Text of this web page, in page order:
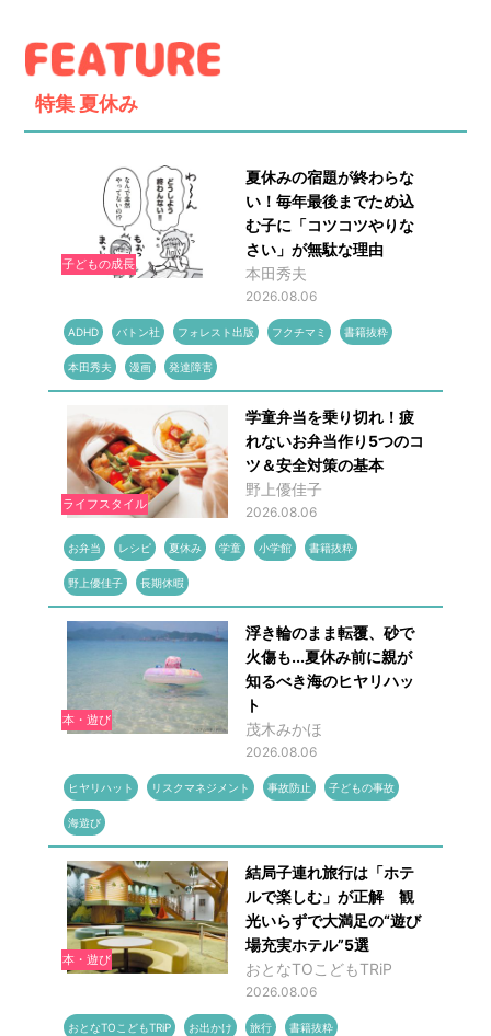
特集 夏休み
子どもの成長
夏休みの宿題が終わらな
い！毎年最後までため込
む子に「コツコツやりな
さい」が無駄な理由
本田秀夫
2026.08.06
ADHD バトン社 フォレスト出版 フクチマミ 書籍抜粋
本田秀夫 漫画 発達障害
ライフスタイル
学童弁当を乗り切れ！疲
れないお弁当作り5つのコ
ツ＆安全対策の基本
野上優佳子
2026.08.06
お弁当 レシピ 夏休み 学童 小学館 書籍抜粋
野上優佳子 長期休暇
本・遊び
浮き輪のまま転覆、砂で
火傷も...夏休み前に親が
知るべき海のヒヤリハッ
ト
茂木みかほ
2026.08.06
ヒヤリハット リスクマネジメント 事故防止 子どもの事故
海遊び
本・遊び
結局子連れ旅行は「ホテ
ルで楽しむ」が正解 観
光いらずで大満足の“遊び
場充実ホテル”5選
おとなTOこどもTRiP
2026.08.06
おとなTOこどもTRiP お出かけ 旅行 書籍抜粋